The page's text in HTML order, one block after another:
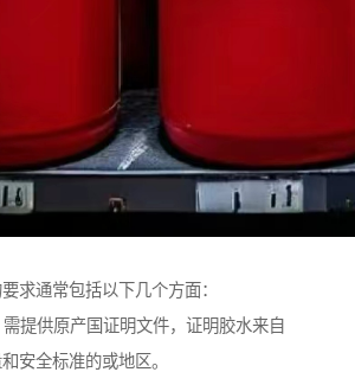
求通常包括以下几个方面：
提供原产国证明文件，证明胶水来自
安全标准的或地区。